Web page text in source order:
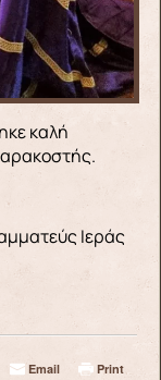
καλή
Ιεράς
Email Print